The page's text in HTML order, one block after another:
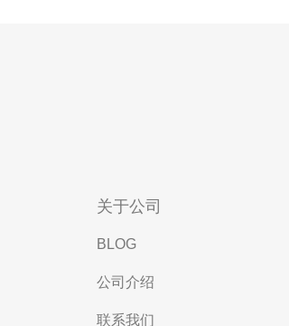
关于公司
BLOG
公司介绍
联系我们